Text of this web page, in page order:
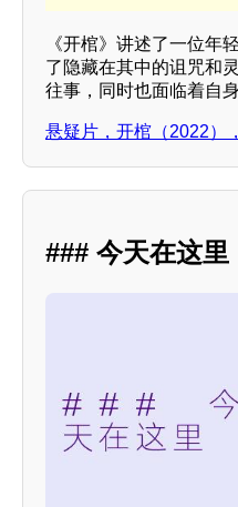
《开棺》讲述了一位年
了隐藏在其中的诅咒和
往事，同时也面临着自
悬疑片，开棺（2022）
### 今天在这